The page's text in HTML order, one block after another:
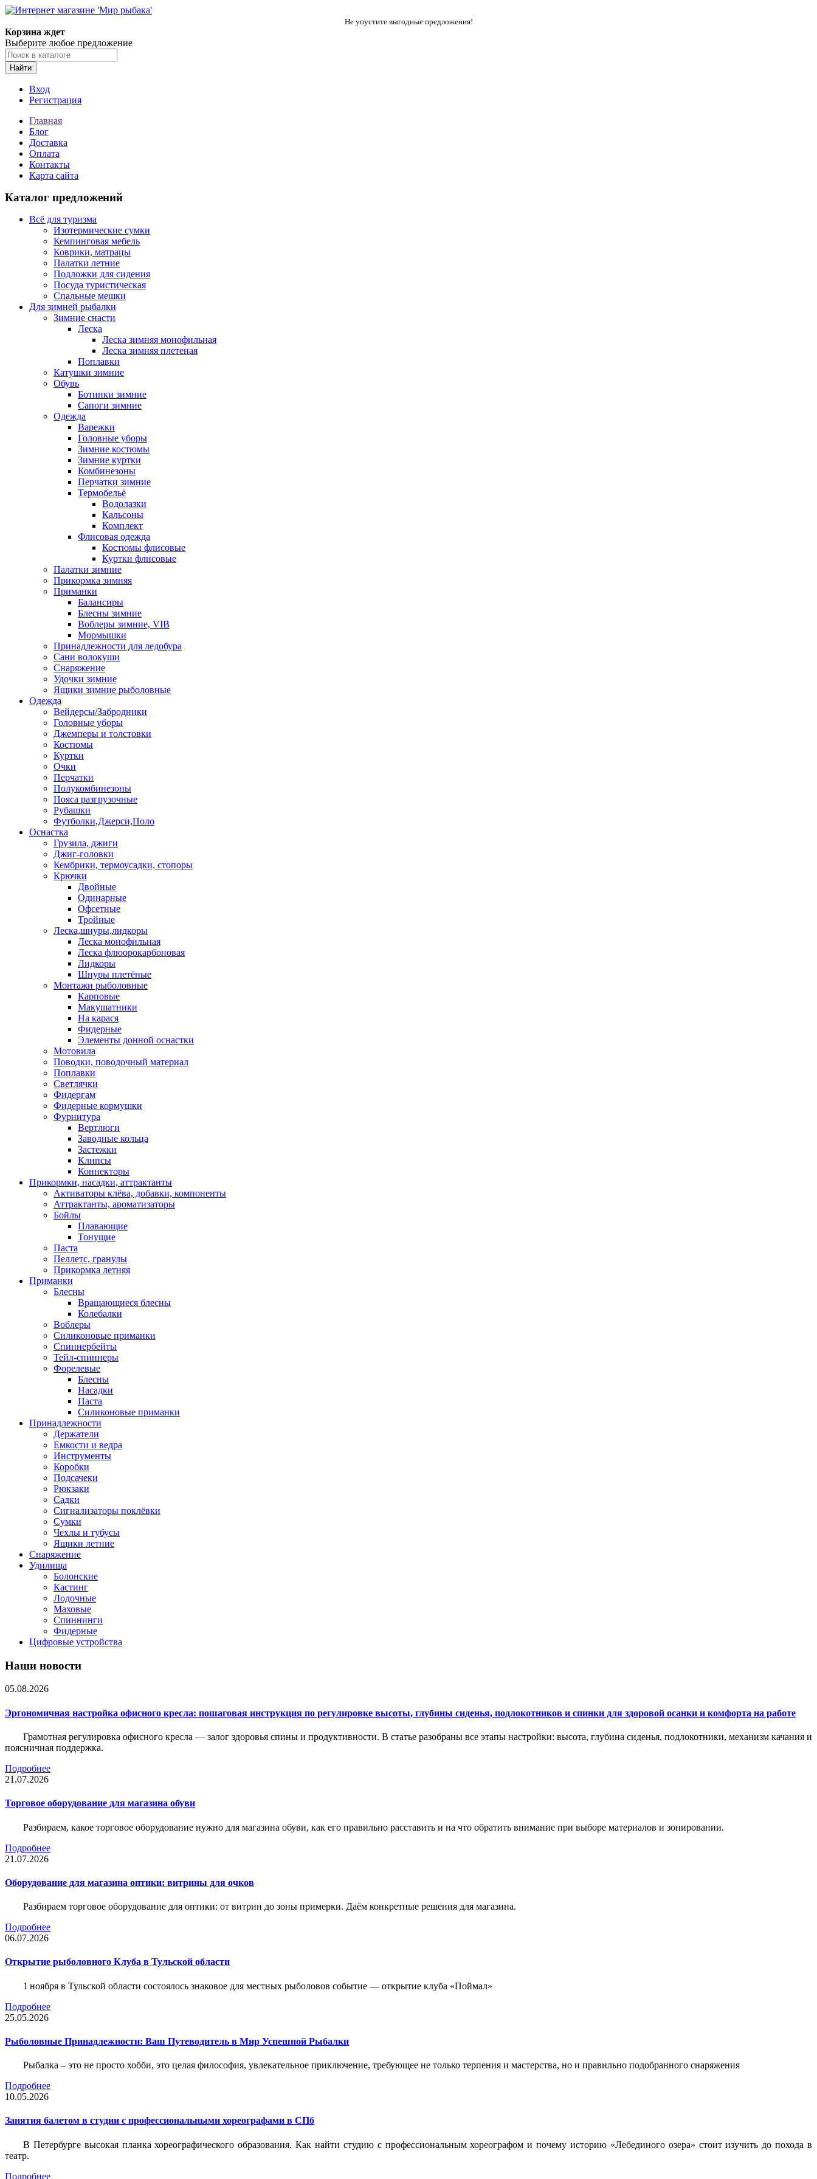
Не упустите выгодные предложения!
Корзина ждет
Выберите любое предложение
Найти
Вход
Регистрация
Главная
Блог
Доставка
Оплата
Контакты
Карта сайта
Каталог предложений
Всё для туризма
Изотермические сумки
Кемпинговая мебель
Коврики, матрацы
Палатки летние
Подложки для сидения
Посуда туристическая
Спальные мешки
Для зимней рыбалки
Зимние снасти
Леска
Леска зимняя монофильная
Леска зимняя плетеная
Поплавки
Катушки зимние
Обувь
Ботинки зимние
Сапоги зимние
Одежда
Варежки
Головные уборы
Зимние костюмы
Зимние куртки
Комбинезоны
Перчатки зимние
Термобельё
Водолазки
Кальсоны
Комплект
Флисовая одежда
Костюмы флисовые
Куртки флисовые
Палатки зимние
Прикормка зимняя
Приманки
Балансиры
Блесны зимние
Воблеры зимние, VIB
Мормышки
Принадлежности для ледобура
Сани волокуши
Снаряжение
Удочки зимние
Ящики зимние рыболовные
Одежда
Вейдерсы/Забродники
Головные уборы
Джемперы и толстовки
Костюмы
Куртки
Очки
Перчатки
Полукомбинезоны
Пояса разгрузочные
Рубашки
Футболки,Джерси,Поло
Оснастка
Грузила, джиги
Джиг-головки
Кембрики, термоусадки, стопоры
Крючки
Двойные
Одинарные
Офсетные
Тройные
Леска,шнуры,лидкоры
Леска монофильная
Леска флюорокарбоновая
Лидкоры
Шнуры плетёные
Монтажи рыболовные
Карповые
Макушатники
На карася
Фидерные
Элементы донной оснастки
Мотовила
Поводки, поводочный материал
Поплавки
Светлячки
Фидергам
Фидерные кормушки
Фурнитура
Вертлюги
Заводные кольца
Застежки
Клипсы
Коннекторы
Прикормки, насадки, аттрактанты
Активаторы клёва, добавки, компоненты
Аттрактанты, ароматизаторы
Бойлы
Плавающие
Тонущие
Паста
Пеллетс, гранулы
Прикормка летняя
Приманки
Блесны
Вращающиеся блесны
Колебалки
Воблеры
Силиконовые приманки
Спиннербейты
Тейл-спиннеры
Форелевые
Блесны
Насадки
Паста
Силиконовые приманки
Принадлежности
Держатели
Емкости и ведра
Инструменты
Коробки
Подсачеки
Рюкзаки
Садки
Сигнализаторы поклёвки
Сумки
Чехлы и тубусы
Ящики летние
Снаряжение
Удилища
Болонские
Кастинг
Лодочные
Маховые
Спиннинги
Фидерные
Цифровые устройства
Наши новости
05.08.2026
Эргономичная настройка офисного кресла: пошаговая инструкция по регулировке высоты, глубины сиденья, подлокотников и спинки для здоровой осанки и комфорта на работе
Грамотная регулировка офисного кресла — залог здоровья спины и продуктивности. В статье разобраны все этапы настройки: высота, глубина сиденья, подлокотники, механизм качания и
поясничная поддержка.
Подробнее
21.07.2026
Торговое оборудование для магазина обуви
Разбираем, какое торговое оборудование нужно для магазина обуви, как его правильно расставить и на что обратить внимание при выборе материалов и зонировании.
Подробнее
21.07.2026
Оборудование для магазина оптики: витрины для очков
Разбираем торговое оборудование для оптики: от витрин до зоны примерки. Даём конкретные решения для магазина.
Подробнее
06.07.2026
Открытие рыболовного Клуба в Тульской области
1 ноября в Тульской области состоялось знаковое для местных рыболовов событие — открытие клуба «Поймал»
Подробнее
25.05.2026
Рыболовные Принадлежности: Ваш Путеводитель в Мир Успешной Рыбалки
Рыбалка – это не просто хобби, это целая философия, увлекательное приключение, требующее не только терпения и мастерства, но и правильно подобранного снаряжения
Подробнее
10.05.2026
Занятия балетом в студии с профессиональными хореографами в СПб
В Петербурге высокая планка хореографического образования. Как найти студию с профессиональным хореографом и почему историю «Лебединого озера» стоит изучить до похода в
театр.
Подробнее